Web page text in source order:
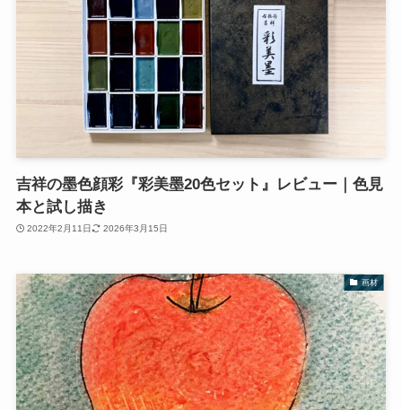
吉祥の墨色顔彩『彩美墨20色セット』レビュー｜色見
本と試し描き
2022年2月11日 2026年3月15日
画材